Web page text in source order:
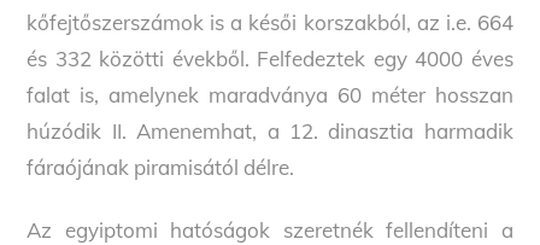
kőfejtőszerszámok is a késői korszakból, az i.e. 664
és 332 közötti évekből. Felfedeztek egy 4000 éves
falat is, amelynek maradványa 60 méter hosszan
húzódik II. Amenemhat, a 12. dinasztia harmadik
fáraójának piramisától délre.
Az egyiptomi hatóságok szeretnék fellendíteni a